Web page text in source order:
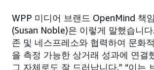
WPP 미디어 브랜드 OpenMind 책
(Susan Noble)은 이렇게 말했습니
존 및 네스프레소와 협력하여 문화
을 측정 가능한 상거래 성과에 연결
그 자체로도 잘 드러납니다.” “이는